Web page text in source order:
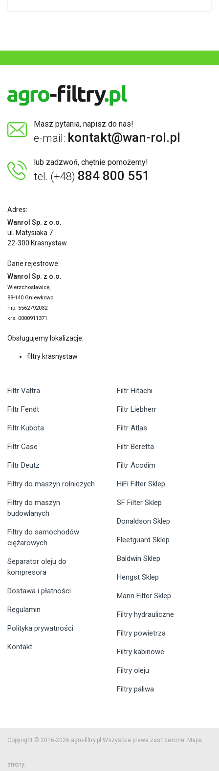
Masz pytania, napisz do nas!
e-mail: kontakt@wan-rol.pl
lub zadzwoń, chętnie pomożemy!
tel. (+48) 884 800 551
Adres:
Wanrol Sp. z o.o.
ul. Matysiaka 7
22-300 Krasnystaw
Dane rejestrowe:
Wanrol Sp. z o.o.
Wierzchosławice,
88-140 Gniewkowo
nip: 5562792032
krs: 0000911371
Obsługujemy lokalizacje:
filtry krasnystaw
Filtr Valtra
Filtr Fendt
Filtr Kubota
Filtr Case
Filtr Deutz
Filtr Hitachi
Filtr Liebherr
Filtr Atlas
Filtr Beretta
Filtr Acodim
Filtry do maszyn rolniczych
Filtry do maszyn
budowlanych
Filtry do samochodów
ciężarowych
Separator oleju do
kompresora
Dostawa i płatności
Regulamin
Polityka prywatności
Kontakt
HiFi Filter Sklep
SF Filter Sklep
Donaldson Sklep
Fleetguard Sklep
Baldwin Sklep
Hengst Sklep
Mann Filter Sklep
Filtry hydrauliczne
Filtry powietrza
Filtry kabinowe
Filtry oleju
Filtry paliwa
Copyright © 2016-2026 agro-filtry.pl Wszystkie prawa zastrzeżone. Mapa
strony.